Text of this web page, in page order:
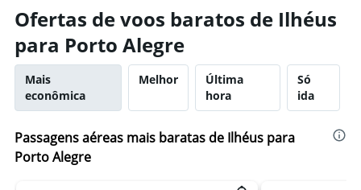
Ofertas de voos baratos de Ilhéus
para Porto Alegre
Mais
econômica
Melhor
Última
hora
Só
ida
Passagens aéreas mais baratas de Ilhéus para
Porto Alegre